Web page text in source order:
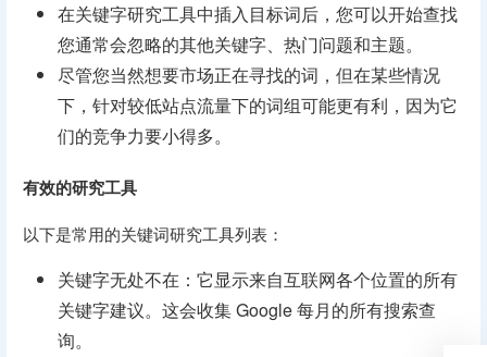
在关键字研究工具中插入目标词后，您可以开始查找
您通常会忽略的其他关键字、热门问题和主题。
尽管您当然想要市场正在寻找的词，但在某些情况
下，针对较低站点流量下的词组可能更有利，因为它
们的竞争力要小得多。
有效的研究工具
以下是常用的关键词研究工具列表：
关键字无处不在：它显示来自互联网各个位置的所有
关键字建议。这会收集 Google 每月的所有搜索查
询。